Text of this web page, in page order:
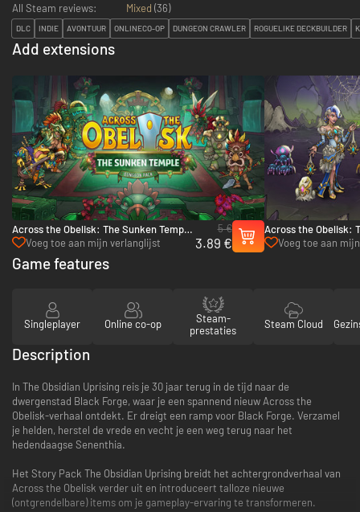
All Steam reviews:
Mixed (36)
DLC INDIE AVONTUUR ONLINECO-OP DUNGEON CRAWLER ROGUELIKE DECKBUILDER
Add extensions
Across the Obelisk: The Sunken Temple
- PC & Mac (Steam)
Voeg toe aan mijn verlanglijst
5 €
3.89 €
Across the Obelisk:
Queen - PC & Mac
Voeg toe aan
Game features
Singleplayer Online co-op
Steam-
prestaties
Steam Cloud
Description
In The Obsidian Uprising reis je 30 jaar terug in de tijd naar de
dwergenstad Black Forge, waar je een spannend nieuw Across the
Obelisk-verhaal ontdekt. Er dreigt een ramp voor Black Forge. Verzamel
je helden, herstel de vrede en vecht je een weg terug naar het
hedendaagse Senenthia.
Het Story Pack The Obsidian Uprising breidt het achtergrondverhaal van
Across the Obelisk verder uit en introduceert talloze nieuwe
(ontgrendelbare) items om je gameplay-ervaring te transformeren.